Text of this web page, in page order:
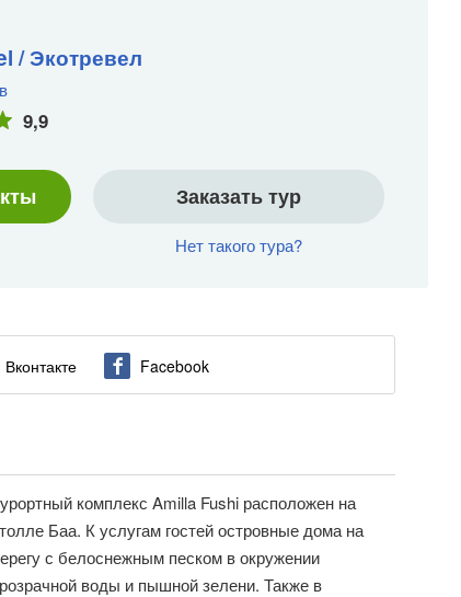
/ Экотревел
9,9
Заказать тур
Нет такого тура?
Вконтакте Facebook
комплекс Amilla Fushi расположен на
Баа. К услугам гостей островные дома на
с белоснежным песком в окружении
воды и пышной зелени. Также в